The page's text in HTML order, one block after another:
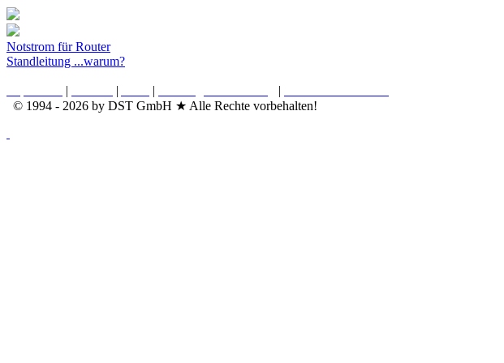
Notstrom für Router
Standleitung ...warum?
| | | |
© 1994 - 2026 by DST GmbH ★ Alle Rechte vorbehalten!